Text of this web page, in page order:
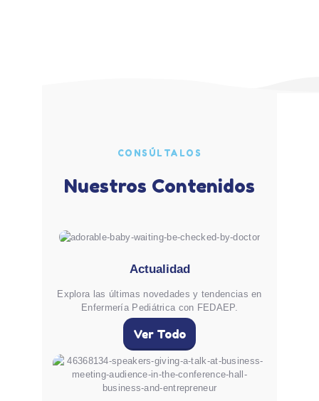
CONSÚLTALOS
Nuestros Contenidos
Actualidad
Explora las últimas novedades y tendencias en
Enfermería Pediátrica con FEDAEP.
Ver Todo